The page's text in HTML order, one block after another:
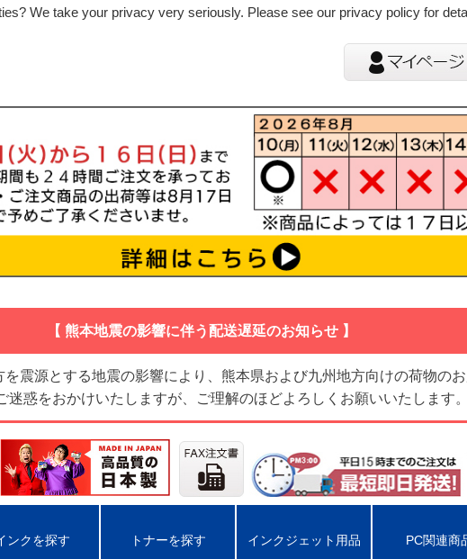
【 熊本地震の影響に伴う配送遅延のお知らせ 】
震源とする地震の影響により、熊本県および九州地方向けの荷物の
迷惑をおかけいたしますが、ご理解のほどよろしくお願いいたします。
ンクを探す トナーを探す インクジェット用品 PC関連商
We take your privacy very seriously. Please see our privacy policy for